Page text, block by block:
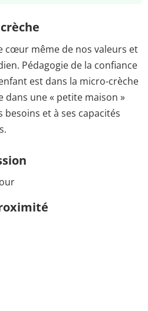
cœur même de nos valeurs et
Pédagogie de la confiance
est dans la micro-crèche
dans une « petite maison »
et à ses capacités